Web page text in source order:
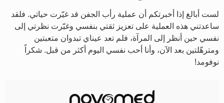
لست أبالغ إذا أخبرتكم أن عملية رأب الجفن قد غيّرت حياتي. فلقد
ساعدتني هذه العملية على تعزيز ثقتي بنفسي وغيّرت نظرتي إلى
نفسي حين أنظر إلى المرآة، فلم تعد عيناي تبدوان متعبتين
ومترهّلتين بعد الآن، وأنا أحب نفسي اليوم أكثر من قبل. شكراً
نوفومد!